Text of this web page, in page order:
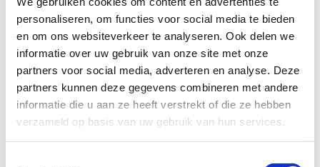
personaliseren, om functies voor social media te bieden
en om ons websiteverkeer te analyseren. Ook delen we
informatie over uw gebruik van onze site met onze
partners voor social media, adverteren en analyse. Deze
partners kunnen deze gegevens combineren met andere
informatie die u aan ze heeft verstrekt of die ze hebben
verzameld op basis van uw gebruik van hun services.